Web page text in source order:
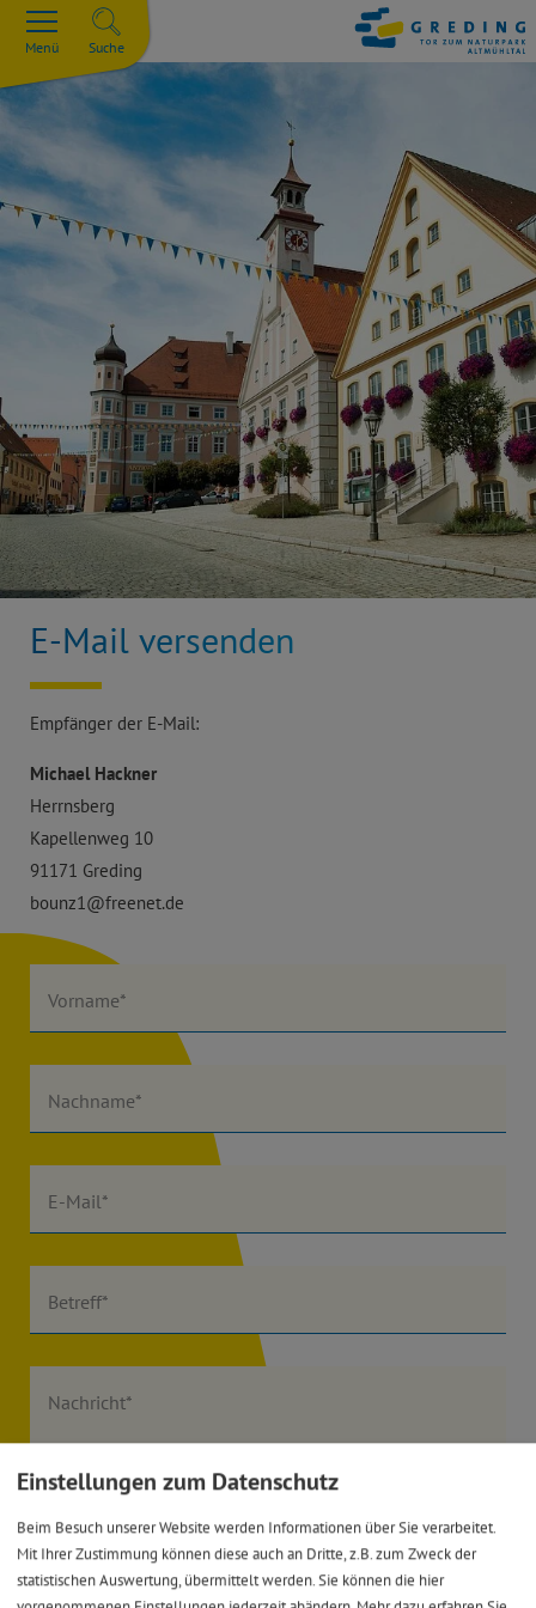
Menü Suche
E-Mail versenden
Empfänger der E-Mail:
Michael Hackner
Herrnsberg
Kapellenweg 10
91171 Greding
bounz1@freenet.de
Vorname*
Nachname*
E-Mail*
Betreff*
Nachricht*
Ich habe dieDatenschutzerklärung gelesenund bin
Einstellungen zum Datenschutz
Beim Besuch unserer Website werden Informationen über Sie verarbeitet.
Mit Ihrer Zustimmung können diese auch an Dritte, z.B. zum Zweck der
statistischen Auswertung, übermittelt werden. Sie können die hier